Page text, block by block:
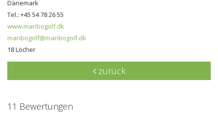
Dänemark
Tel.: +45 54 78 26 55
www.maribogolf.dk
maribogolf@maribogolf.dk
18 Löcher
zurück
11 Bewertungen